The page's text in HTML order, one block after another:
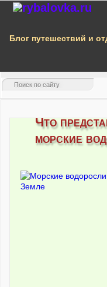
Блог путешествий и
Что
морские